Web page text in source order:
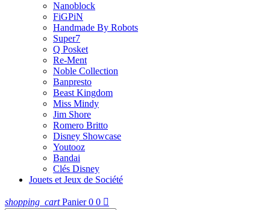
Nanoblock
FiGPiN
Handmade By Robots
Super7
Q Posket
Re-Ment
Noble Collection
Banpresto
Beast Kingdom
Miss Mindy
Jim Shore
Romero Britto
Disney Showcase
Youtooz
Bandai
Clés Disney
Jouets et Jeux de Société
shopping_cart Panier 0 0 